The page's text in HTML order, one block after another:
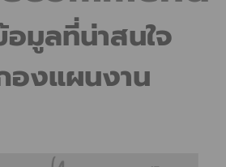
อมูลที่น่าสนใจ
องแผนงาน